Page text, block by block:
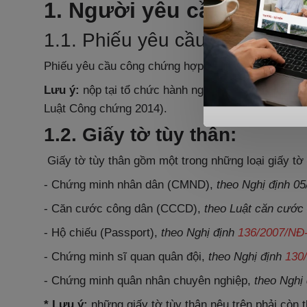
1. Người yêu cầu công
1.1. Phiếu yêu cầu công
Phiếu yêu cầu công chứng hợp đồng, giao dịch (
Lưu ý: nộp tại tổ chức hành nghề công chứng đã
Luật Công chứng 2014).
1.2. Giấy tờ tùy thân:
Giấy tờ tùy thân gồm một trong những loại giấy tờ
- Chứng minh nhân dân (CMND), theo Nghị định
- Căn cước công dân (CCCD), theo Luật căn cước
- Hộ chiếu (Passport), theo Nghị định 136/2007/
- Chứng minh sĩ quan quân đội, theo Nghị định
- Chứng minh quân nhân chuyên nghiệp, theo Nghị